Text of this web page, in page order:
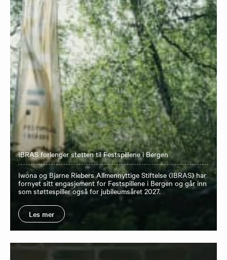
IBRAS forlenger støtten til Festspillene i Bergen
Iwona og Bjarne Riebers Allmennyttige Stiftelse (IBRAS) har
fornyet sitt engasjement for Festspillene i Bergen og går inn
som støttespiller også for jubileumsåret 2027.
Les mer